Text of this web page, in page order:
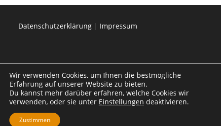
Datenschutzerklärung | Impressum
Wir verwenden Cookies, um Ihnen die bestmögliche
Erfahrung auf unserer Website zu bieten.
Du kannst mehr darüber erfahren, welche Cookies wir
verwenden, oder sie unter Einstellungen deaktivieren.
Zustimmen